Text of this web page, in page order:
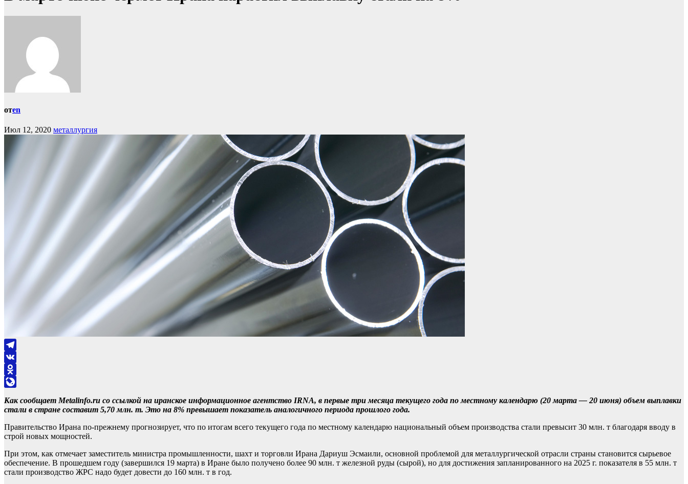
отen
Июл 12, 2020 металлургия
Telegram
VK
Odnoklassniki
Как сообщает Metalinfo.ru со ссылкой на иранское информационное агентство IRNA, в первые три месяца текущего года по местному календарю (20 марта — 20 июня) объем выплавки
стали в стране составит 5,70 млн. т. Это на 8% превышает показатель аналогичного периода прошлого года.
Правительство Ирана по-прежнему прогнозирует, что по итогам всего текущего года по местному календарю национальный объем производства стали превысит 30 млн. т благодаря вводу в
строй новых мощностей.
При этом, как отмечает заместитель министра промышленности, шахт и торговли Ирана Дариуш Эсмаили, основной проблемой для металлургической отрасли страны становится сырьевое
обеспечение. В прошедшем году (завершился 19 марта) в Иране было получено более 90 млн. т железной руды (сырой), но для достижения запланированного на 2025 г. показателя в 55 млн. т
стали производство ЖРС надо будет довести до 160 млн. т в год.